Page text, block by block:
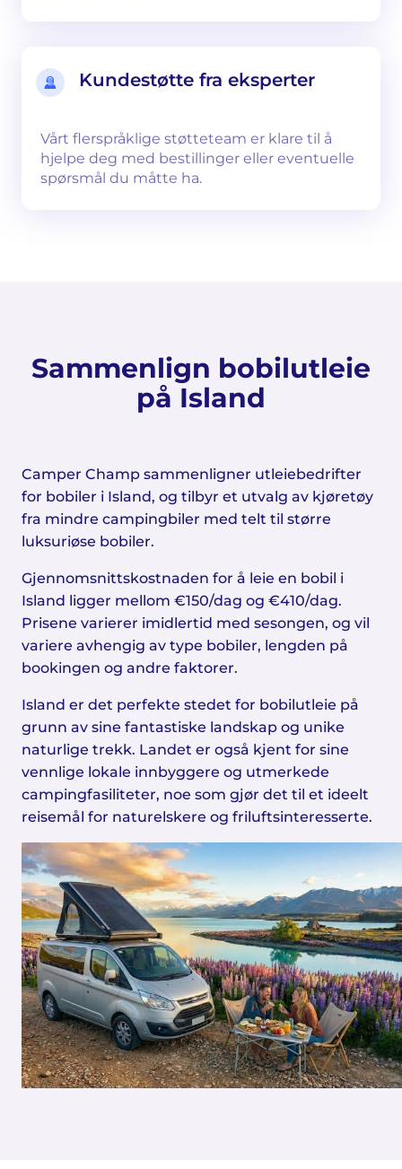
Kundestøtte fra eksperter
Vårt flerspråklige støtteteam er klare til å
hjelpe deg med bestillinger eller eventuelle
spørsmål du måtte ha.
Sammenlign bobilutleie
på Island
Camper Champ sammenligner utleiebedrifter
for bobiler i Island, og tilbyr et utvalg av kjøretøy
fra mindre campingbiler med telt til større
luksuriøse bobiler.
Gjennomsnittskostnaden for å leie en bobil i
Island ligger mellom €150/dag og €410/dag.
Prisene varierer imidlertid med sesongen, og vil
variere avhengig av type bobiler, lengden på
bookingen og andre faktorer.
Island er det perfekte stedet for bobilutleie på
grunn av sine fantastiske landskap og unike
naturlige trekk. Landet er også kjent for sine
vennlige lokale innbyggere og utmerkede
campingfasiliteter, noe som gjør det til et ideelt
reisemål for naturelskere og friluftsinteresserte.